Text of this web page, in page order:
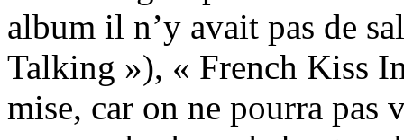
album il n’y avait pas de
Talking »), « French Kiss
mise, car on ne pourra pas